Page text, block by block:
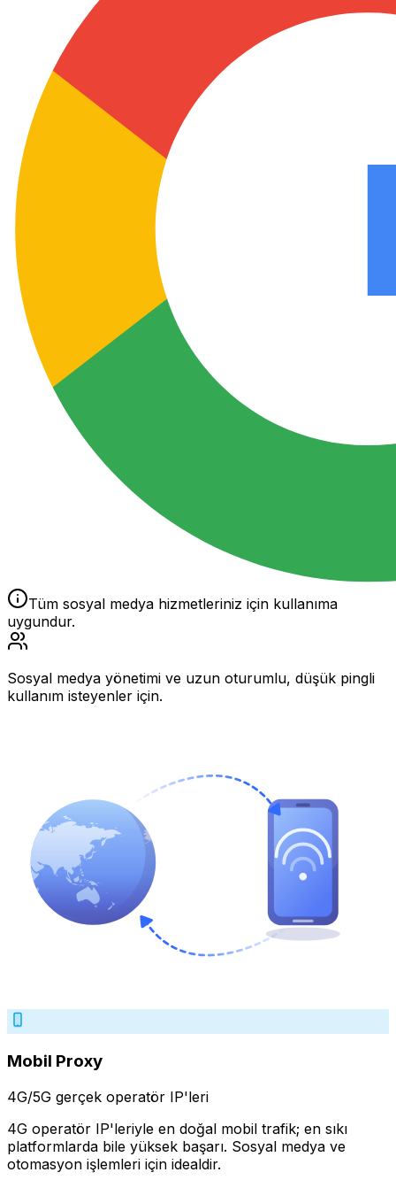
Tüm sosyal medya hizmetleriniz için kullanıma
uygundur.
Sosyal medya yönetimi ve uzun oturumlu, düşük pingli
kullanım isteyenler için.
Mobil Proxy
4G/5G gerçek operatör IP'leri
4G operatör IP'leriyle en doğal mobil trafik; en sıkı
platformlarda bile yüksek başarı. Sosyal medya ve
otomasyon işlemleri için idealdir.